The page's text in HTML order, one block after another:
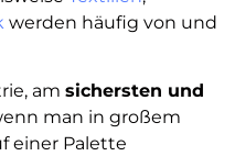
werden häufig von und
am sichersten und
man in großem
einer Palette